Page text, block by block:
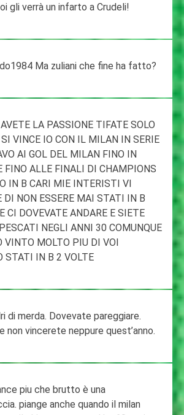
gli verrà un infarto a Crudeli!
Ma zuliani che fine ha fatto?
LA PASSIONE TIFATE SOLO
VINCE IO CON IL MILAN IN SERIE
AI GOL DEL MILAN FINO IN
FINO ALLE FINALI DI CHAMPIONS
IN B CARI MIE INTERISTI VI
DI NON ESSERE MAI STATI IN B
CI DOVEVATE ANDARE E SIETE
NEGLI ANNI 30 COMUNQUE
VINTO MOLTO PIU DI VOI
STATI IN B 2 VOLTE
di merda. Dovevate pareggiare.
non vincerete neppure quest’anno.
piu che brutto è una
piange anche quando il milan